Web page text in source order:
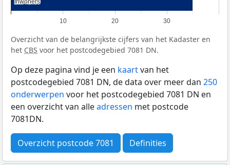
10 20 30
Inwoners
Inwoners
Overzicht van de belangrijkste cijfers van het Kadaster en
het CBS voor het postcodegebied 7081 DN.
Op deze pagina vind je een kaartvan het
postcodegebied 7081 DN, de data over meer dan 250
onderwerpen voor het postcodegebied 7081 DN en
een overzicht van alleadressen met postcode
7081DN.
Overzicht postcode 7081 Definities